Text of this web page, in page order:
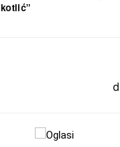
kotlić”